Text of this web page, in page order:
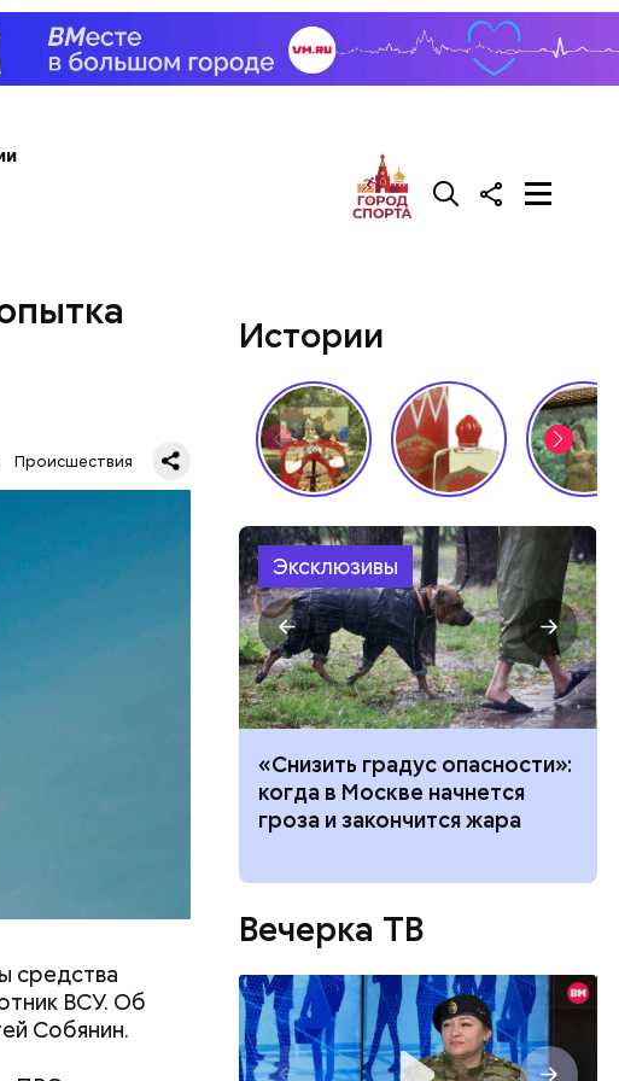
Происшествия
средства
ВСУ. Об
Собянин.
Истории
Эксклюзивы
работу с
«Снизить градус опасности»:
когда в Москве начнется
гроза и закончится жара
Вечерка ТВ